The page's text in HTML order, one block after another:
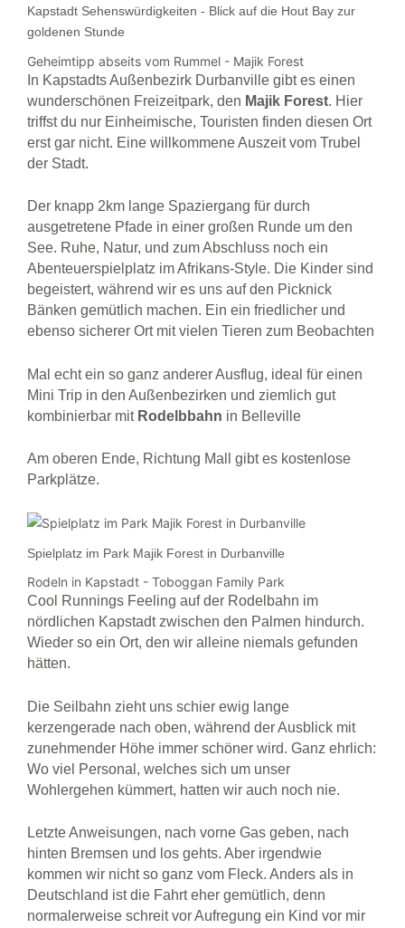
Kapstadt Sehenswürdigkeiten - Blick auf die Hout Bay zur
goldenen Stunde
Geheimtipp abseits vom Rummel - Majik Forest
In Kapstadts Außenbezirk Durbanville gibt es einen
wunderschönen Freizeitpark, den Majik Forest. Hier
triffst du nur Einheimische, Touristen finden diesen Ort
erst gar nicht. Eine willkommene Auszeit vom Trubel
der Stadt.
Der knapp 2km lange Spaziergang für durch
ausgetretene Pfade in einer großen Runde um den
See. Ruhe, Natur, und zum Abschluss noch ein
Abenteuerspielplatz im Afrikans-Style. Die Kinder sind
begeistert, während wir es uns auf den Picknick
Bänken gemütlich machen. Ein ein friedlicher und
ebenso sicherer Ort mit vielen Tieren zum Beobachten
Mal echt ein so ganz anderer Ausflug, ideal für einen
Mini Trip in den Außenbezirken und ziemlich gut
kombinierbar mit Rodelbbahn in Belleville
Am oberen Ende, Richtung Mall gibt es kostenlose
Parkplätze.
Spielplatz im Park Majik Forest in Durbanville
Rodeln in Kapstadt - Toboggan Family Park
Cool Runnings Feeling auf der Rodelbahn im
nördlichen Kapstadt zwischen den Palmen hindurch.
Wieder so ein Ort, den wir alleine niemals gefunden
hätten.
Die Seilbahn zieht uns schier ewig lange
kerzengerade nach oben, während der Ausblick mit
zunehmender Höhe immer schöner wird. Ganz ehrlich:
Wo viel Personal, welches sich um unser
Wohlergehen kümmert, hatten wir auch noch nie.
Letzte Anweisungen, nach vorne Gas geben, nach
hinten Bremsen und los gehts. Aber irgendwie
kommen wir nicht so ganz vom Fleck. Anders als in
Deutschland ist die Fahrt eher gemütlich, denn
normalerweise schreit vor Aufregung ein Kind vor mir